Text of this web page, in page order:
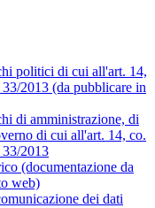
politici di cui all'art. 14,
2013 (da pubblicare in
di amministrazione, di
di cui all'art. 14, co.
2013
(documentazione da
web)
dei dati